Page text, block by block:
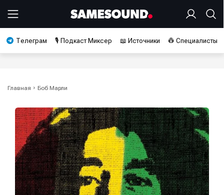
Телеграм 🎙️ Подкаст Миксер 📖 Источники 👷 Специалисты
Главная Боб Марли